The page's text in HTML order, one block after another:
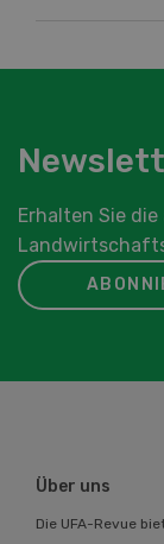
Erhalten Sie
Über uns
Die UFA-Revue